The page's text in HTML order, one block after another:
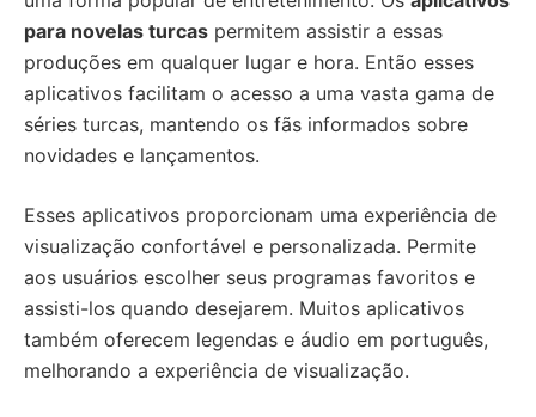
para novelas turcas permitem assistir a essas
produções em qualquer lugar e hora. Então esses
aplicativos facilitam o acesso a uma vasta gama de
séries turcas, mantendo os fãs informados sobre
novidades e lançamentos.
Esses aplicativos proporcionam uma experiência de
visualização confortável e personalizada. Permite
aos usuários escolher seus programas favoritos e
assisti-los quando desejarem. Muitos aplicativos
também oferecem legendas e áudio em português,
melhorando a experiência de visualização.